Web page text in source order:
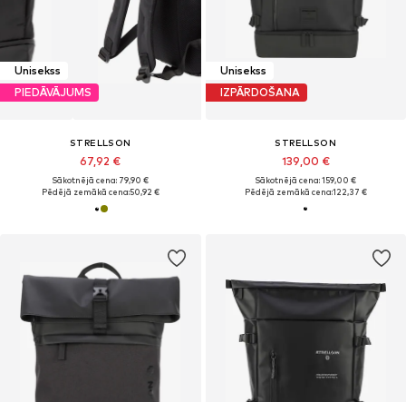
Unisekss
PIEDĀVĀJUMS
STRELLSON
67,92 €
Sākotnējā cena: 79,90 €
Pēdējā zemākā cena:50,92 €
Unisekss
IZPĀRDOŠANA
STRELLSON
139,00 €
Sākotnējā cena: 159,00 €
Pēdējā zemākā cena:122,37 €